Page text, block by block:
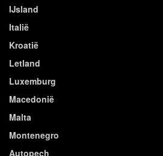
IJsland
Italië
Kroatië
Letland
Luxemburg
Macedonië
Malta
Montenegro
Autopech